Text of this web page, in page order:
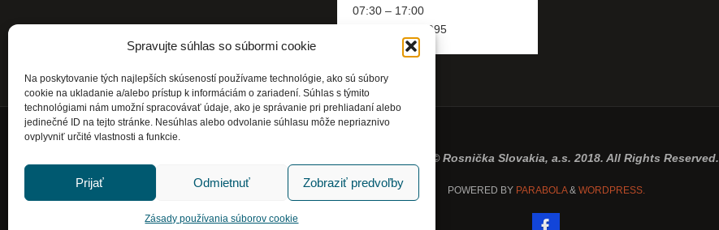
Spravujte súhlas so súbormi cookie
Na poskytovanie tých najlepších skúseností používame technológie, ako sú súbory
cookie na ukladanie a/alebo prístup k informáciám o zariadení. Súhlas s týmito
technológiami nám umožní spracovávať údaje, ako je správanie pri prehliadaní alebo
jedinečné ID na tejto stránke. Nesúhlas alebo odvolanie súhlasu môže nepriaznivo
ovplyvniť určité vlastnosti a funkcie.
Prijať Odmietnuť Zobraziť predvoľby
Zásady používania súborov cookie
07:30 – 17:00
+421 2 6381 0995
Copyright © Rosnička Slovakia, a.s. 2018. All Rights Reserved.
POWERED BY PARABOLA& WORDPRESS.